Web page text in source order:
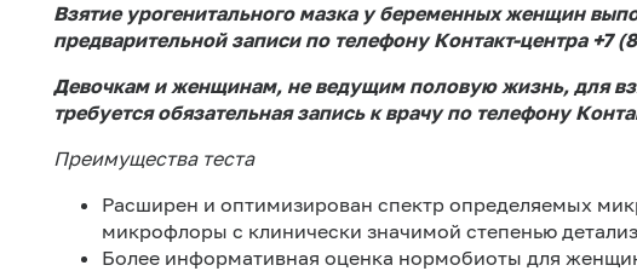
Взятие урогенитального мазка у беременных женщин
предварительной записи по телефону Контакт-центра +7
Девочкам и женщинам, не ведущим половую жизнь, для
требуется обязательная запись к врачу по телефону
Преимущества теста
Расширен и оптимизирован спектр определяемых
микрофлоры с клинически значимой степенью
Более информативная оценка нормобиоты для